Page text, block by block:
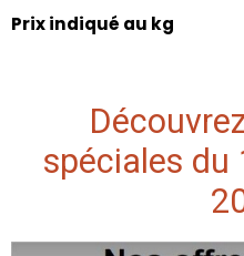
Prix indiqué au kg
spéciales du